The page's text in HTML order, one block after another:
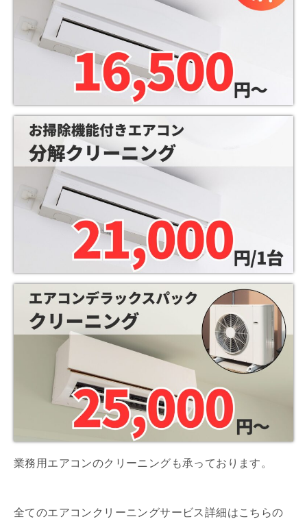
業務用エアコンのクリーニングも承っております。
全てのエアコンクリーニングサービス詳細はこちらの